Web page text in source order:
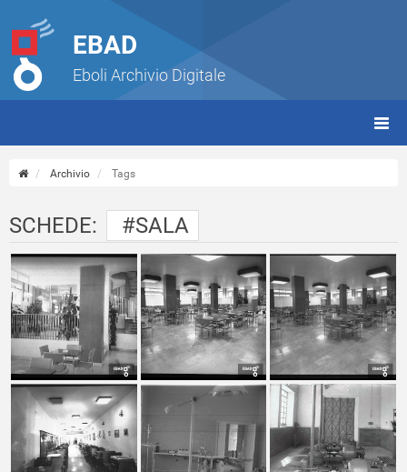
EBAD
Eboli Archivio Digitale
Archivio Tags
SCHEDE: #SALA